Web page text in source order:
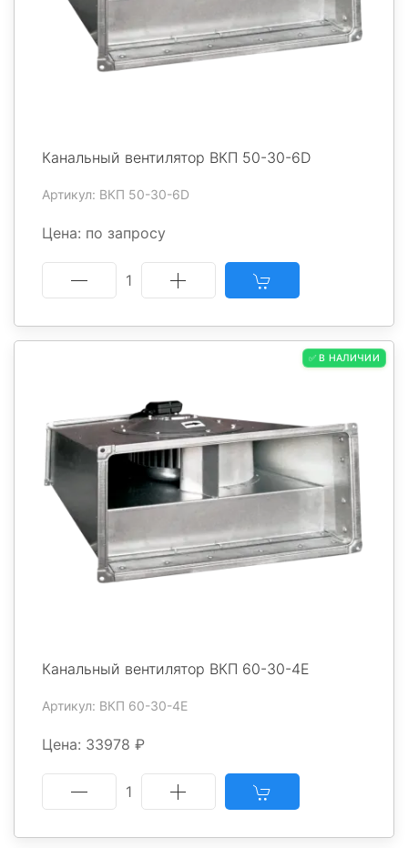
Канальный вентилятор ВКП 50-30-6D
Артикул: ВКП 50-30-6D
Цена: по запросу
1
✅ В НАЛИЧИИ
Канальный вентилятор ВКП 60-30-4Е
Артикул: ВКП 60-30-4Е
Цена: 33978 ₽
1